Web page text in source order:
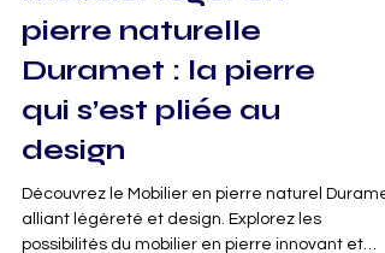
Mobilier léger en
pierre naturelle
Duramet : la pierre
qui s’est pliée au
design
Découvrez le Mobilier en pierre naturel